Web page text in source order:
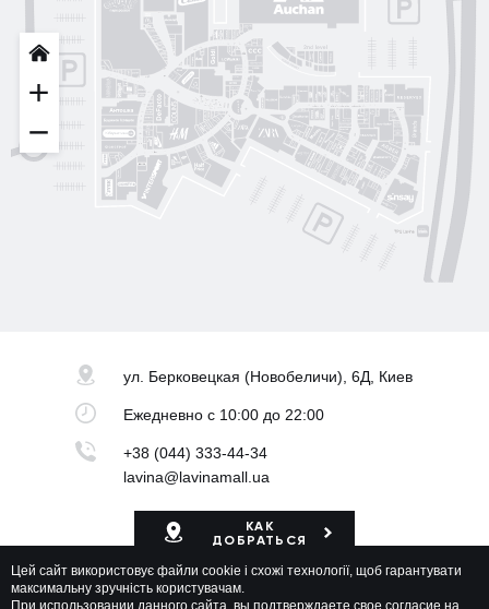
Rikky Hype
Guide
Guess
Super Step
Yarmich
MD Fashion
Авіація Галичини
Sкріпка Intimissimi UOMO
Posud market
Nolvit
Moroon
Trend collection
Ochnik
ул. Берковецкая (Новобеличи), 6Д, Киев
Ежедневнос 10:00 до 22:00
+38 (044) 333-44-34
lavina@lavinamall.ua
КАК
ДОБРАТЬСЯ
Карта ТРЦ
Цей сайт використовує файли cookie і схожі технології, щоб гарантувати
максимальну зручність користувачам.
При использовании данного сайта, вы подтверждаете свое согласие на